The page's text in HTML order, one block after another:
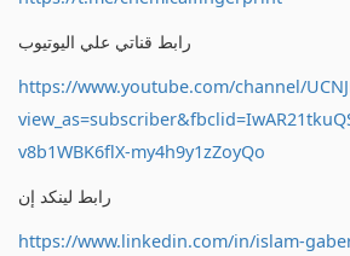
رابط قناتي علي اليوتيوب
https://www.youtube.com/channel/
v8b1WBK6flX-my4h9y1zZoyQo
رابط لينكد إن
https://www.linkedin.com/in/islam-